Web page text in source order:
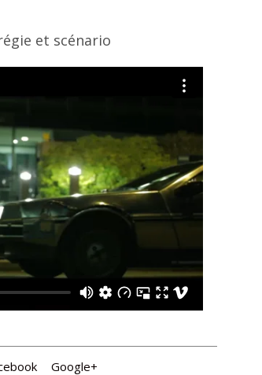
et scénario
Google+